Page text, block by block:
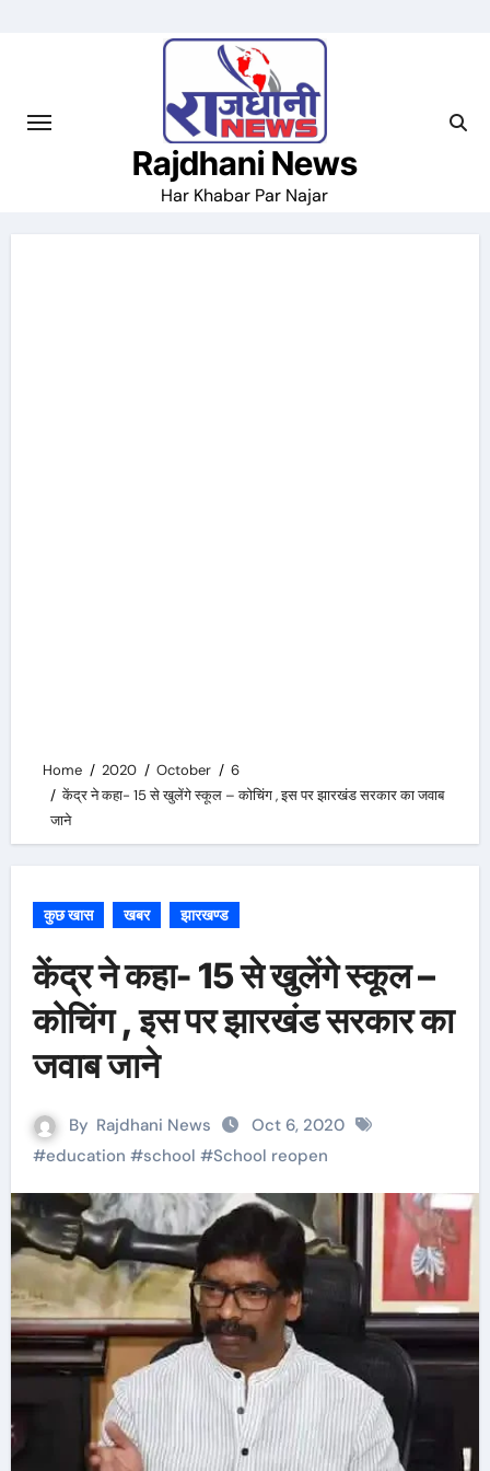
Rajdhani News
Har Khabar Par Najar
Home 2020 October
6
केंद्र ने कहा- 15 से खुलेंगे स्कूल – कोचिंग , इस पर झारखंड सरकार का जवाब
जाने
कुछ खास खबर झारखण्ड
केंद्र ने कहा- 15 से खुलेंगे स्कूल –
कोचिंग , इस पर झारखंड सरकार का
जवाब जाने
By Rajdhani News
Oct 6, 2020
#education #school #School reopen